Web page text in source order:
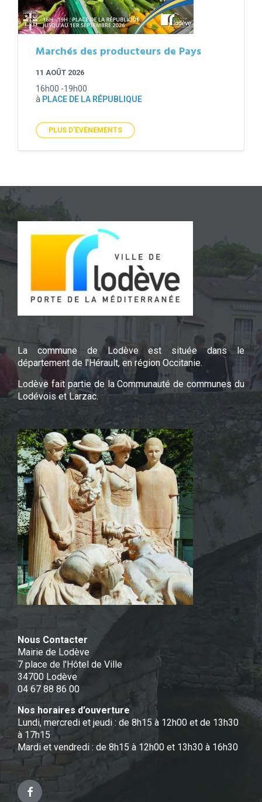
Marchés des producteurs de Pays
11 AOÛT 2026
16h00 -19h00
à PLACE DE LA RÉPUBLIQUE
PLUS D'ÉVÉNEMENTS
La commune de Lodève est située dans le
département de l'Hérault, en région Occitanie.
Lodève fait partie de la Communauté de communes du
Lodévois et Larzac.
Nous Contacter
Mairie de Lodève
7 place de l'Hôtel de Ville
34700 Lodève
04 67 88 86 00
Nos horaires d’ouverture
Lundi, mercredi et jeudi : de 8h15 à 12h00 et de 13h30
à 17h15
Mardi et vendredi : de 8h15 à 12h00 et 13h30 à 16h30
Facebook